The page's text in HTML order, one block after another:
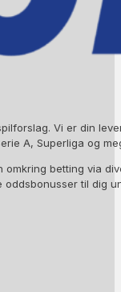
Vi er din
A, Superliga og
betting via
til dig